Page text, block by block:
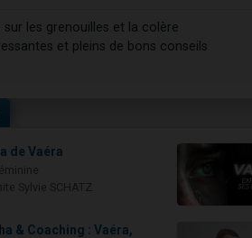
les grenouilles et la colère
et pleins de bons conseils
de Vaéra
& Coaching : Vaéra,